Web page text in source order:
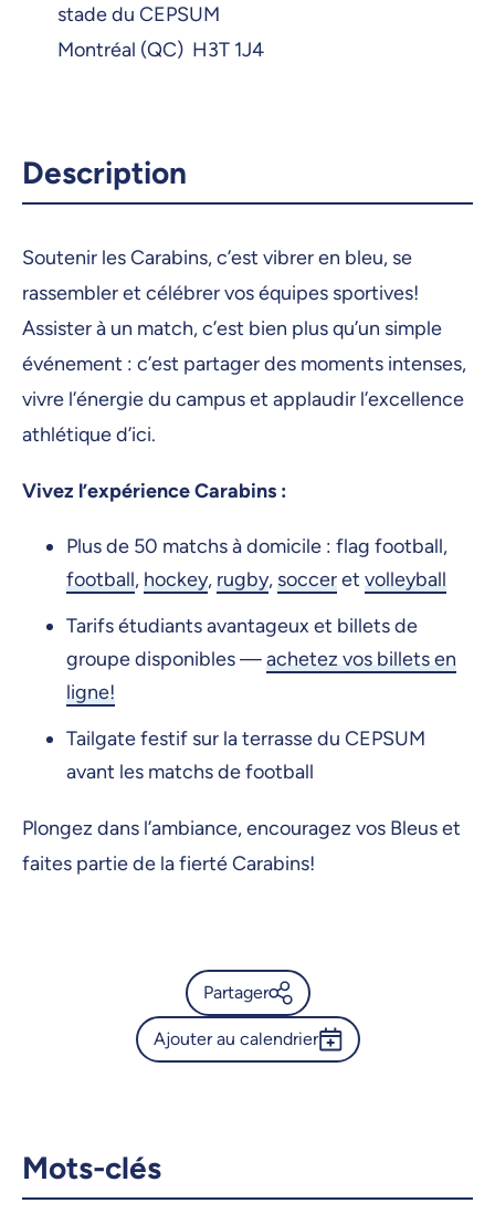
stade du CEPSUM
Montréal (QC) H3T 1J4
Description
Soutenir les Carabins, c’est vibrer en bleu, se
rassembler et célébrer vos équipes sportives!
Assister à un match, c’est bien plus qu’un simple
événement : c’est partager des moments intenses,
vivre l’énergie du campus et applaudir l’excellence
athlétique d’ici.
Vivez l’expérience Carabins :
Plus de 50 matchs à domicile : flag football,
football, hockey, rugby, socceret volleyball
Tarifs étudiants avantageux et billets de
groupe disponibles —achetez vos billets en
ligne!
Tailgate festif sur la terrasse du CEPSUM
avant les matchs de football
Plongez dans l’ambiance, encouragez vos Bleus et
faites partie de la fierté Carabins!
Partager
Calendrier de l’Université de
Ajouter au calendrier
iCalendar
Mots-clés